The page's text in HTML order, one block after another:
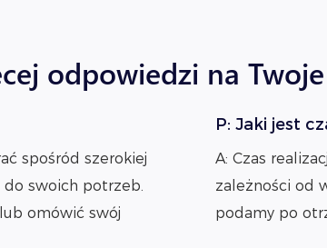
odpowiedzi na
spośród szerokiej
do swoich potrzeb.
omówić swój
P: Jaki jest
A: Czas
zależności od
podamy po